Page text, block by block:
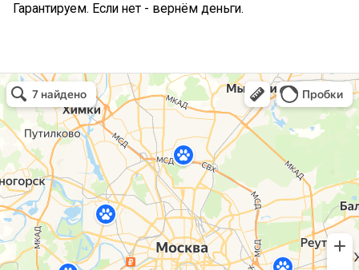
Гарантируем. Если нет - вернём деньги.